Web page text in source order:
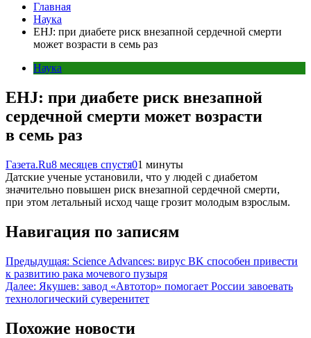
Главная
Наука
EHJ: при диабете риск внезапной сердечной смерти
может возрасти в семь раз
Наука
EHJ: при диабете риск внезапной
сердечной смерти может возрасти
в семь раз
Газета.Ru8 месяцев спустя01 минуты
Датские ученые установили, что у людей с диабетом
значительно повышен риск внезапной сердечной смерти,
при этом летальный исход чаще грозит молодым взрослым.
Навигация по записям
Предыдущая: Science Advances: вирус BK способен привести
к развитию рака мочевого пузыря
Далее: Якушев: завод «Автотор» помогает России завоевать
технологический суверенитет
Похожие новости